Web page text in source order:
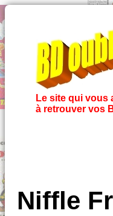
Le site qui vous
à retrouver vos
Niffle